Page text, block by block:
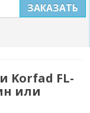
ЗАКАЗАТЬ
Korfad FL-
или